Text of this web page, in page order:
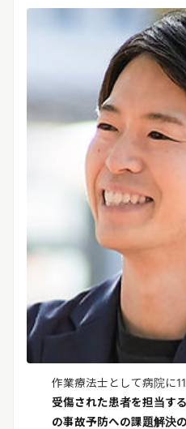
作業療法士として病院に11
受傷された患者を担当す
の事故予防への課題解決